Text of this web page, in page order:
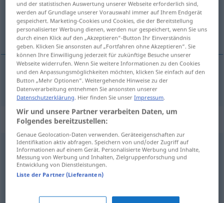
(Für mehr Details die Übersetzung anklicken/antippen)
suveren
suveren souverän
Synonyme für "souverän"
sicher,überlegen,gelassen
majestätisch,erhaben
und der statistischen Auswertung unserer Webseite erforderlich sind,
werden auf Grundlage unserer Vorauswahl immer auf Ihrem Endgerät
gespeichert. Marketing-Cookies und Cookies, die der Bereitstellung
personalisierter Werbung dienen, werden nur gespeichert, wenn Sie uns
durch einen Klick auf den „Akzeptieren“-Button Ihr Einverständnis
geben. Klicken Sie ansonsten auf „Fortfahren ohne Akzeptieren“. Sie
können Ihre Einwilligung jederzeit für zukünftige Besuche unserer
Webseite widerrufen. Wenn Sie weitere Informationen zu den Cookies
und den Anpassungsmöglichkeiten möchten, klicken Sie einfach auf den
Button „Mehr Optionen“. Weitergehende Hinweise zu der
Datenverarbeitung entnehmen Sie ansonsten unserer
Datenschutzerklärung. Hier finden Sie unserImpressum.
Wir und unsere Partner verarbeiten Daten, um
Folgendes bereitzustellen:
Genaue Geolocation-Daten verwenden. Geräteeigenschaften zur
Identifikation aktiv abfragen. Speichern von und/oder Zugriff auf
Informationen auf einem Gerät. Personalisierte Werbung und Inhalte,
Messung von Werbung und Inhalten, Zielgruppenforschung und
Entwicklung von Dienstleistungen.
Liste der Partner (Lieferanten)